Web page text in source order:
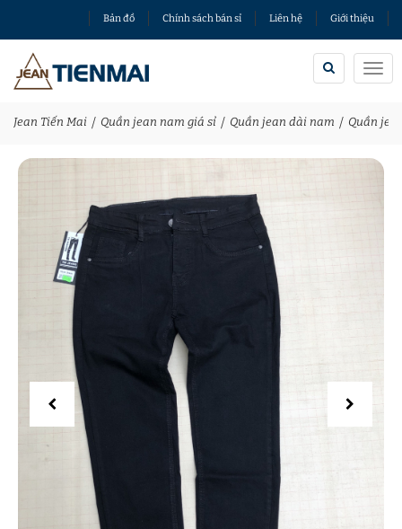
Bản đồ Chính sách bán sỉ Liên hệ Giới thiệu
Jean Tiến Mai Quần jean nam giá sỉ Quần jean dài nam Quần